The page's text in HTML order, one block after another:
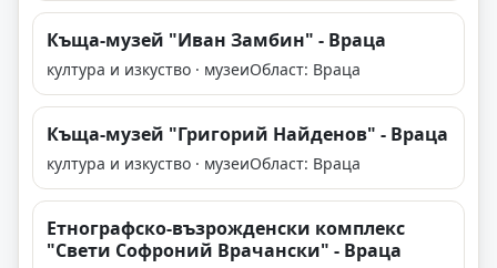
Къща-музей "Иван Замбин" - Враца
култура и изкуство · музеиОбласт: Враца
Къща-музей "Григорий Найденов" - Враца
култура и изкуство · музеиОбласт: Враца
Етнографско-възрожденски комплекс
"Свети Софроний Врачански" - Враца